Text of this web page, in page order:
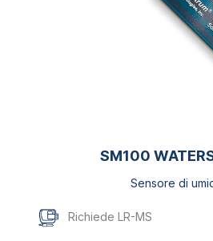
SM100
Sensore di
Richiede LR-MS